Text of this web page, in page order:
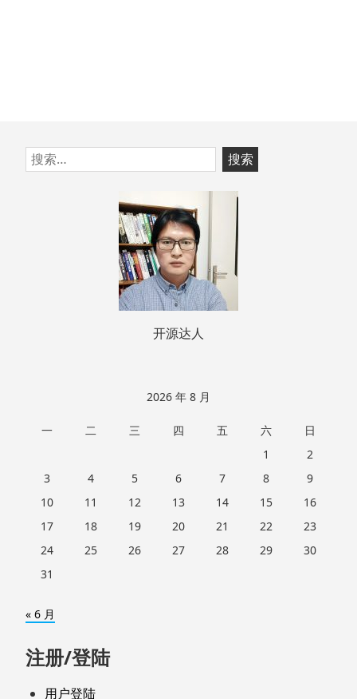
跳
至
搜
索：
开源达人
2026 年 8 月
一 二 三 四 五 六
日
1
2
3
4 5 6 7 8
9
10
11 12 13 14 15
16
17
18 19 20 21 22
23
24
25 26 27 28 29
30
31
« 6 月
注册/登陆
用户登陆